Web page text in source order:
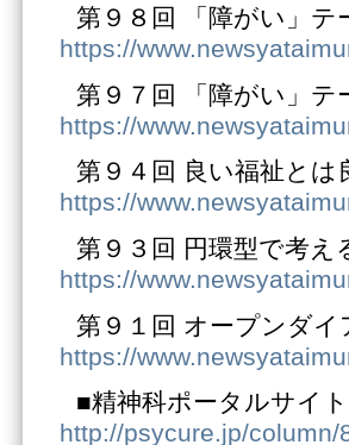
第９８回 「障がい」
https://
第９７回 「障がい」
https://
第９４回 良い福祉と
https://
第９３回 円環型で考え
https://
第９１回 オープンダ
https://
■精神科ポータルサイ
http://psycure.jp/column/